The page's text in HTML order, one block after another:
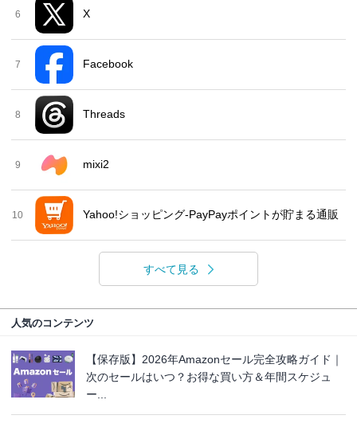
6 X
7 Facebook
8 Threads
9 mixi2
10 Yahoo!ショッピング-PayPayポイントが貯まる通販
すべて見る
人気のコンテンツ
【保存版】2026年Amazonセール完全攻略ガイド｜
次のセールはいつ？お得な買い方＆年間スケジュ
ー...